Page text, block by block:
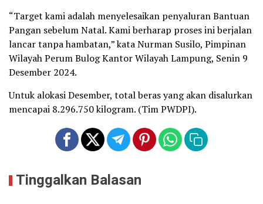
“Target kami adalah menyelesaikan penyaluran Bantuan
Pangan sebelum Natal. Kami berharap proses ini berjalan
lancar tanpa hambatan,” kata Nurman Susilo, Pimpinan
Wilayah Perum Bulog Kantor Wilayah Lampung, Senin 9
Desember 2024.
Untuk alokasi Desember, total beras yang akan disalurkan
mencapai 8.296.750 kilogram. (Tim PWDPI).
Tinggalkan Balasan